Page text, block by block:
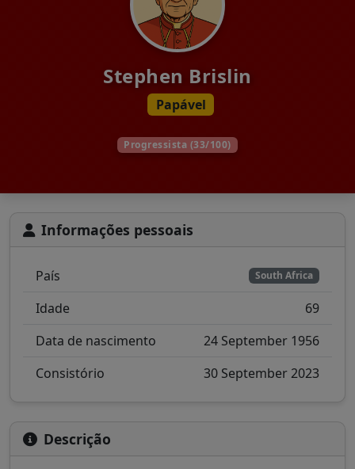
Stephen Brislin
Papável
Progressista (33/100)
Informações pessoais
País South Africa
Idade
69
Data de nascimento
24 September 1956
Consistório
30 September 2023
Descrição